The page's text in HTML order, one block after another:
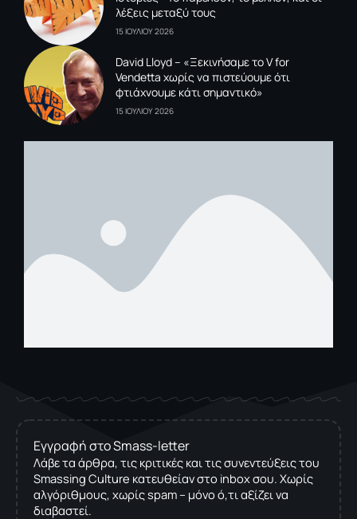
λέξεις μεταξύ τους
15 ΙΟΥΛΙΟΥ 2026
David Lloyd – «Ξεκινήσαμε το V for
Vendetta χωρίς να πιστεύουμε ότι
φτιάχνουμε κάτι σημαντικό»
15 ΙΟΥΛΙΟΥ 2026
Εγγραφή στο Smass-letter
Λάβε τα άρθρα, τις κριτικές και τις συνεντεύξεις του
Smassing Culture κατευθείαν στο inbox σου. Χωρίς
αλγόριθμους, χωρίς spam – μόνο ό,τι αξίζει να
διαβαστεί.